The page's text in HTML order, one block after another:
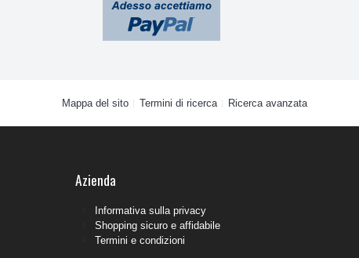
Mappa del sito Termini di ricerca Ricerca avanzata
Azienda
Informativa sulla privacy
Shopping sicuro e affidabile
Termini e condizioni